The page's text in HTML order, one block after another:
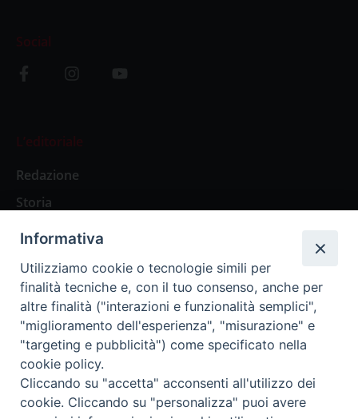
Social
L’editoriale
Redazione
Storia
Abbonamenti
Abbonamento Annuale Digitale
Abbonamento Annuale Cartaceo
Abbonamento Singola Copia Digitale
Informativa
Utilizziamo cookie o tecnologie simili per
finalità tecniche e, con il tuo consenso, anche per
altre finalità ("interazioni e funzionalità semplici",
"miglioramento dell'esperienza", "misurazione" e
"targeting e pubblicità") come specificato nella
cookie policy.
Cliccando su "accetta" acconsenti all'utilizzo dei
cookie. Cliccando su "personalizza" puoi avere